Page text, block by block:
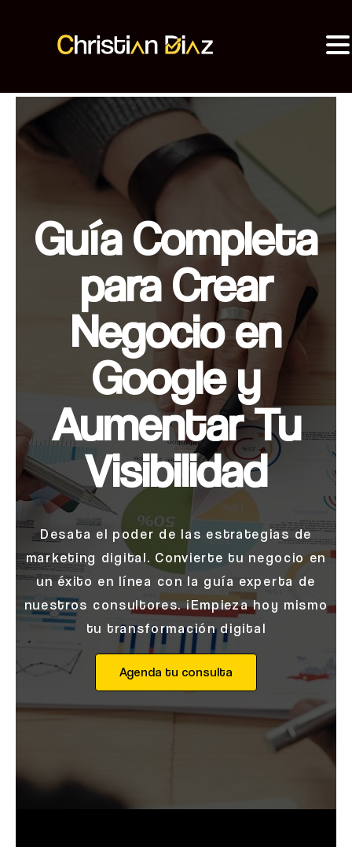
Guía Completa
para Crear
Negocio en
Google y
Aumentar Tu
Visibilidad
Desata el poder de las estrategias de
marketing digital. Convierte tu negocio en
un éxito en línea con la guía experta de
nuestros consultores. ¡Empieza hoy mismo
tu transformación digital
Agenda tu consulta